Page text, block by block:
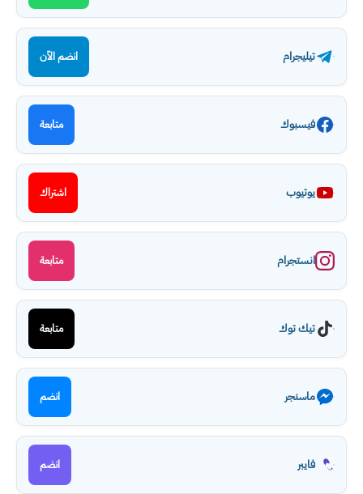
تيليجرام انضم الآن
فيسبوك متابعة
يوتيوب اشتراك
انستجرام متابعة
تيك توك متابعة
ماسنجر انضم
فايبر انضم